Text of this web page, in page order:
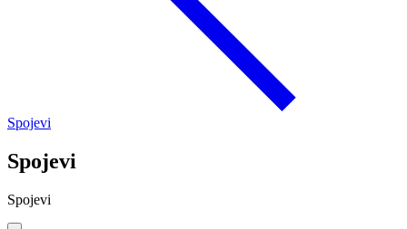
Spojevi
Spojevi
Spojevi